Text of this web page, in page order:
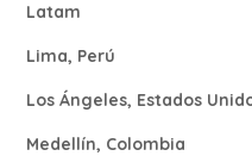
Latam
Lima, Perú
Los Ángeles, Estados
Medellín, Colombia